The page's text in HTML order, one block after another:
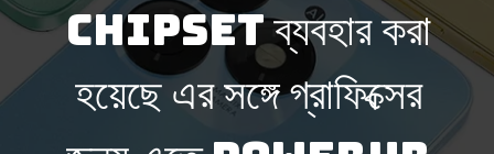
chipset ব্যবহার করা
হয়েছে এর সঙ্গে গ্রাফিক্সের